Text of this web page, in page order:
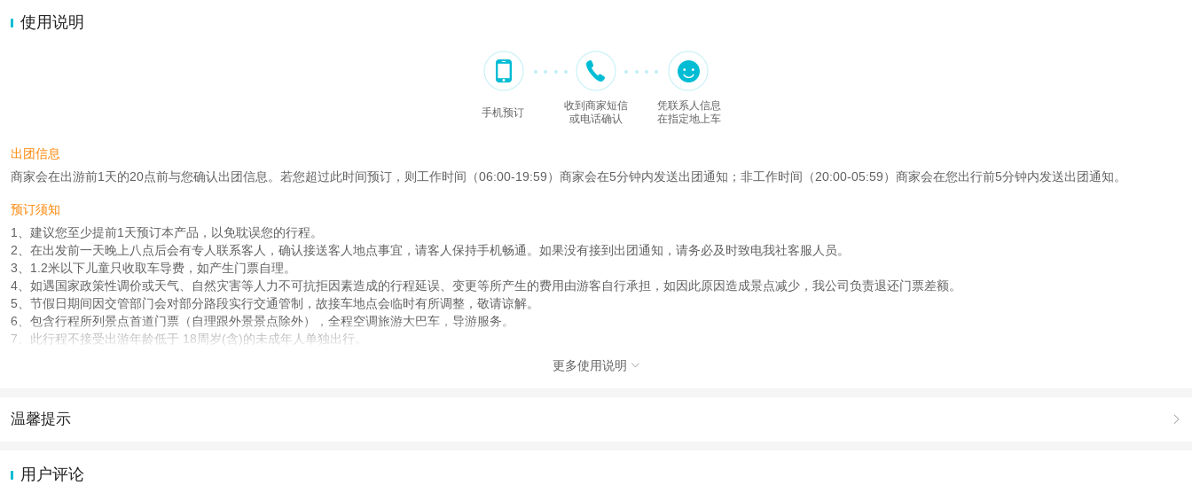
使用说明
手机预订
收到商家短信
或电话确认
凭联系人信息
在指定地上车
出团信息
商家会在出游前1天的20点前与您确认出团信息。若您超过此时间预订，则工作时间（06:00-19:59）商家会在5分钟内发送出团通知；非工作时间（20:00-05:59）商家会在您出行前5分钟内发送出团通知。
预订须知
1、建议您至少提前1天预订本产品，以免耽误您的行程。
2、在出发前一天晚上八点后会有专人联系客人，确认接送客人地点事宜，请客人保持手机畅通。如果没有接到出团通知，请务必及时致电我社客服人员。
3、1.2米以下儿童只收取车导费，如产生门票自理。
4、如遇国家政策性调价或天气、自然灾害等人力不可抗拒因素造成的行程延误、变更等所产生的费用由游客自行承担，如因此原因造成景点减少，我公司负责退还门票差额。
5、节假日期间因交管部门会对部分路段实行交通管制，故接车地点会临时有所调整，敬请谅解。
6、包含行程所列景点首道门票（自理跟外景景点除外），全程空调旅游大巴车，导游服务。
7、此行程不接受出游年龄低于 18周岁(含)的未成年人单独出行。
使用说明
2.如您抵达北京时间稍晚，来不及跟上行程、建议您缓解一下乘车疲乏，次日参加旅行。
3.您也可以咨询当天行程，前往与导游汇合，但有部分景点可能参观不到。
更多使用说明 
温馨提示 
2.为普及旅游安全知识及旅游文明公约，使您的旅程顺利圆满完成，特制定
用户评论